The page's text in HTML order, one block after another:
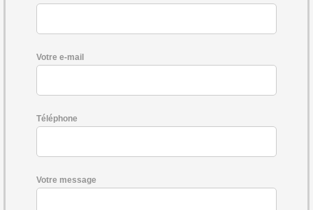
Votre e-mail
Téléphone
Votre message